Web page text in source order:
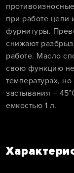
при работе цепи
фурнитуры.
снижают
работе. Масло
свою функцию
температурах,
застывания –
емкостью 1 л.